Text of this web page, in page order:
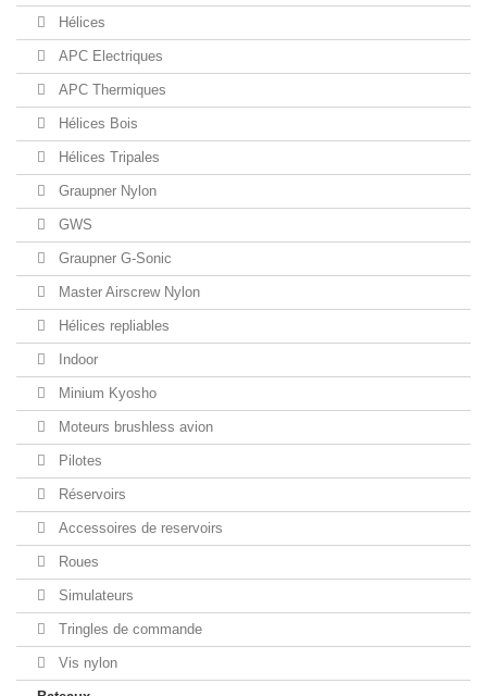
Hélices
APC Electriques
APC Thermiques
Hélices Bois
Hélices Tripales
Graupner Nylon
GWS
Graupner G-Sonic
Master Airscrew Nylon
Hélices repliables
Indoor
Minium Kyosho
Moteurs brushless avion
Pilotes
Réservoirs
Accessoires de reservoirs
Roues
Simulateurs
Tringles de commande
Vis nylon